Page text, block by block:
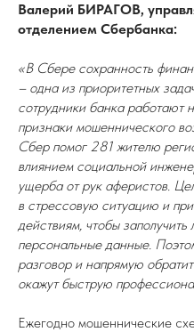
Валерий БИРАГОВ,
отделением Сбербанка:
«В Сбере сохранность
– одна из приоритетных
сотрудники банка работают
признаки мошеннического
Сбер помог 281 жителю
влиянием социальной
ущерба от рук аферистов.
в стрессовую ситуацию и
действиям, чтобы
персональные данные.
разговор и напрямую
окажут быструю
Ежегодно мошеннические